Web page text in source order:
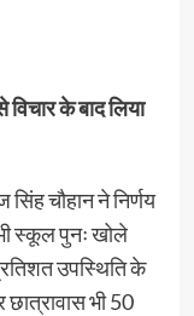
विचार के बाद लिया
चौहान ने निर्णय
स्कूल पुनः खोले
उपस्थिति के
भी 50